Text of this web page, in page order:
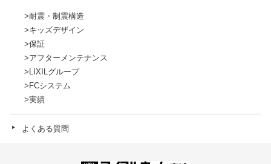
耐震・制震構造
キッズデザイン
保証
アフターメンテナンス
LIXILグループ
FCシステム
実績
よくある質問